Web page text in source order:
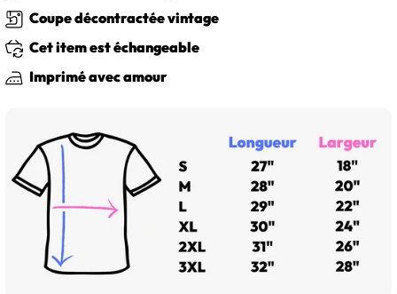
Coupe décontractée vintage
Cet item est échangeable
Imprimé avec amour